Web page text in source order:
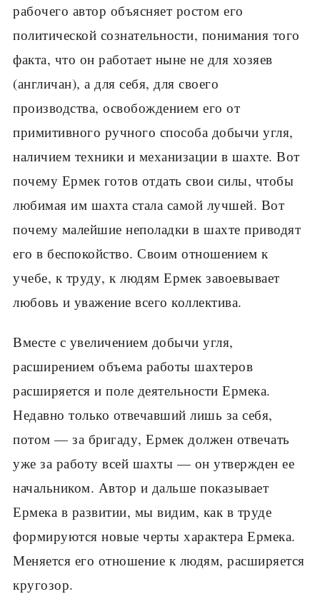
рабочего автор объясняет ростом его
политической сознательности, понимания того
факта, что он работает ныне не для хозяев
(англичан), а для себя, для своего
производства, освобождением его от
примитивного ручного способа добычи угля,
наличием техники и механизации в шахте. Вот
почему Ермек готов отдать свои силы, чтобы
любимая им шахта стала самой лучшей. Вот
почему малейшие неполадки в шахте приводят
его в беспокойство. Своим отношением к
учебе, к труду, к людям Ермек завоевывает
любовь и уважение всего коллектива.
Вместе с увеличением добычи угля,
расширением объема работы шахтеров
расширяется и поле деятельности Ермека.
Недавно только отвечавший лишь за себя,
потом — за бригаду, Ермек должен отвечать
уже за работу всей шахты — он утвержден ее
начальником. Автор и дальше показывает
Ермека в развитии, мы видим, как в труде
формируются новые черты характера Ермека.
Меняется его отношение к людям, расширяется
кругозор.